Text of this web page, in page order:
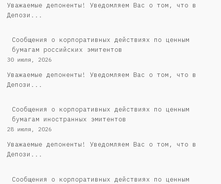
Уважаемые депоненты! Уведомляем Вас о том, что в
Депози...
Cообщения о корпоративных действиях по ценным
бумагам российских эмитентов
30 июля, 2026
Уважаемые депоненты! Уведомляем Вас о том, что в
Депози...
Сообщения о корпоративных действиях по ценным
бумагам иностранных эмитентов
28 июля, 2026
Уважаемые депоненты! Уведомляем Вас о том, что в
Депози...
Cообщения о корпоративных действиях по ценным